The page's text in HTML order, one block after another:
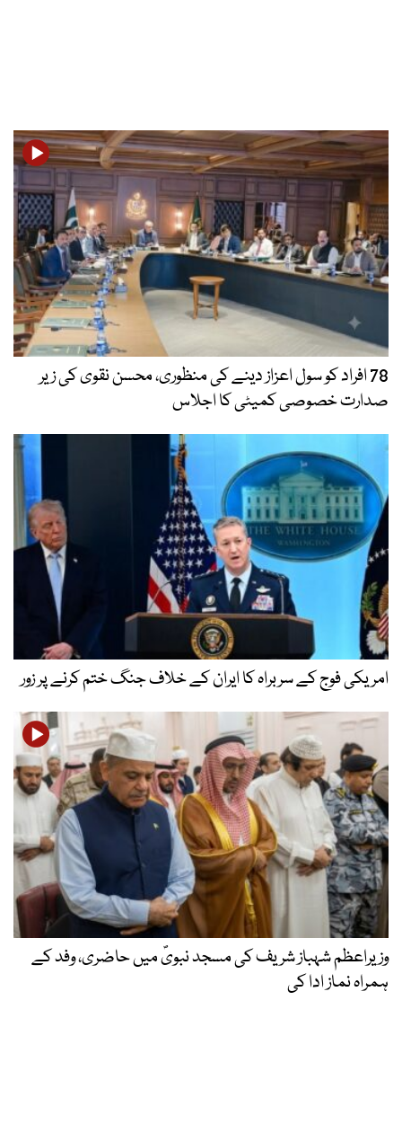
78 افراد کو سول اعزاز دینے کی منظوری، محسن نقوی کی زیر
صدارت خصوصی کمیٹی کا اجلاس
امریکی فوج کے سربراہ کا ایران کے خلاف جنگ ختم کرنے پر زور
وزیراعظم شہباز شریف کی مسجد نبویؐ میں حاضری، وفد کے
ہمراہ نماز ادا کی